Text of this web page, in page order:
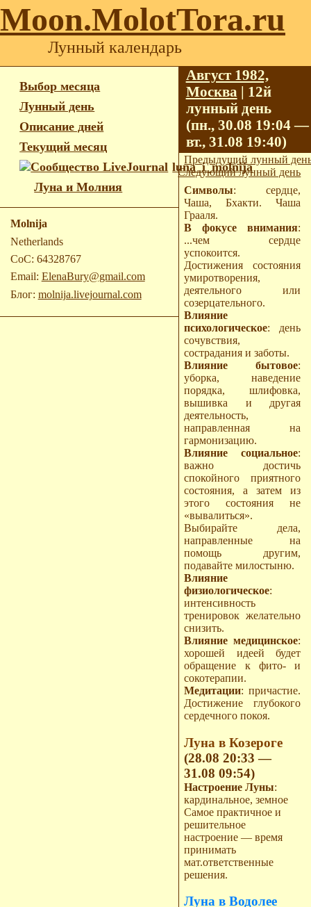
Moon.MolotTora.ru
Лунный календарь
Выбор месяца
Лунный день
Описание дней
Текущий месяц
luna_i_molnija
Луна и Молния
Molnija
Netherlands
CoC: 64328767
Email: ElenaBury@gmail.com
Блог: molnija.livejournal.com
Август 1982,
Москва | 12й
лунный день
(пн., 30.08 19:04 —
вт., 31.08 19:40)
Предыдущий лунный
Следующий лунный день
Символы: сердце,
Чаша, Бхакти. Чаша
Грааля.
В фокусе внимания:
...чем сердце
успокоится.
Достижения состояния
умиротворения,
деятельного или
созерцательного.
Влияние
психологическое: день
сочувствия,
сострадания и заботы.
Влияние бытовое:
уборка, наведение
порядка, шлифовка,
вышивка и другая
деятельность,
направленная на
гармонизацию.
Влияние социальное:
важно достичь
спокойного приятного
состояния, а затем из
этого состояния не
«вывалиться».
Выбирайте дела,
направленные на
помощь другим,
подавайте милостыню.
Влияние
физиологическое:
интенсивность
тренировок желательно
снизить.
Влияние медицинское:
хорошей идеей будет
обращение к фито- и
сокотерапии.
Медитации: причастие.
Достижение глубокого
сердечного покоя.
Луна в Козероге
(28.08 20:33 —
31.08 09:54)
Настроение Луны:
кардинальное, земное
Самое практичное и
решительное
настроение — время
принимать
мат.ответственные
решения.
Луна в Водолее